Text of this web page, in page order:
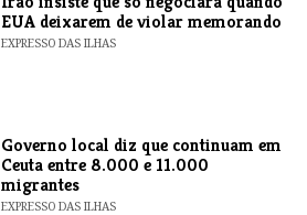
EUA deixarem de violar memorando
EXPRESSO DAS ILHAS
​Governo local diz que continuam em
Ceuta entre 8.000 e 11.000
migrantes
EXPRESSO DAS ILHAS